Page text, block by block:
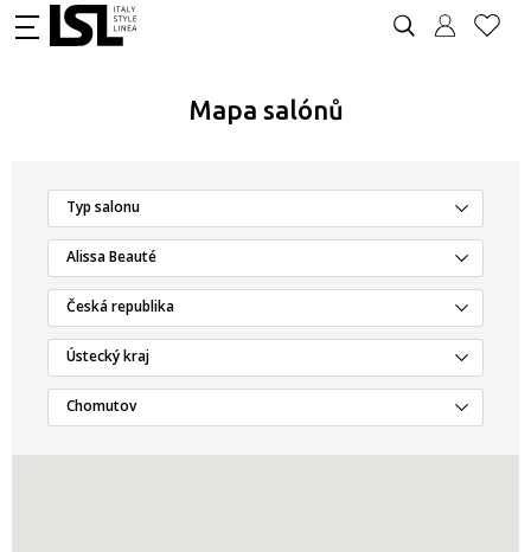
Mapa salónů
Typ salonu
Alissa Beauté
Česká republika
Ústecký kraj
Chomutov